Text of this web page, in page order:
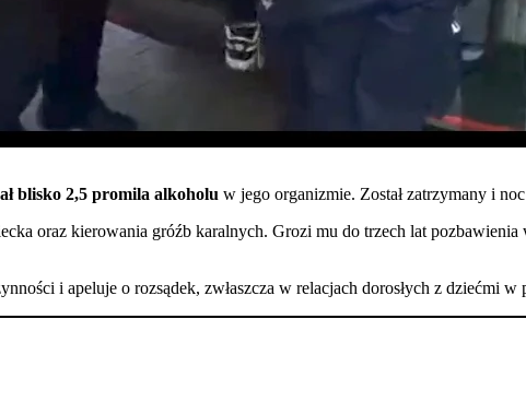
blisko 2,5 promila alkoholu w jego organizmie. Został zatrzymany i
oraz kierowania gróźb karalnych. Grozi mu do trzech lat
i apeluje o rozsądek, zwłaszcza w relacjach dorosłych z dziećmi w